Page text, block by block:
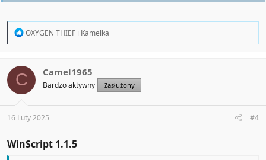
R
t
i
s
:
OXYGEN THIEF i Kamelka
C Camel1965
Bardzo aktywny Zasłużony
16 Luty 2025 #4
WinScript 1.1.5​